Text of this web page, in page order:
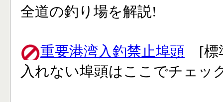
全道の釣り場を解説!
重要港湾入釣禁止埠頭 [標
入れない埠頭はここでチェッ